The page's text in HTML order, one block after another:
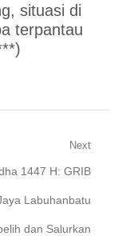
situasi di
terpantau
Next
1447 H: GRIB
Labuhanbatu
dan Salurkan